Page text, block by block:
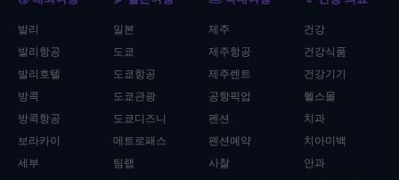
발리
발리항공
발리호텔
방콕
방콕항공
보라카이
세부
일본
도쿄
도쿄항공
도쿄관광
도쿄디즈니
메트로패스
팀랩
제주
제주항공
제주렌트
공항픽업
펜션
펜션예약
사찰
건강
건강식품
건강기기
헬스몰
치과
치아미백
안과